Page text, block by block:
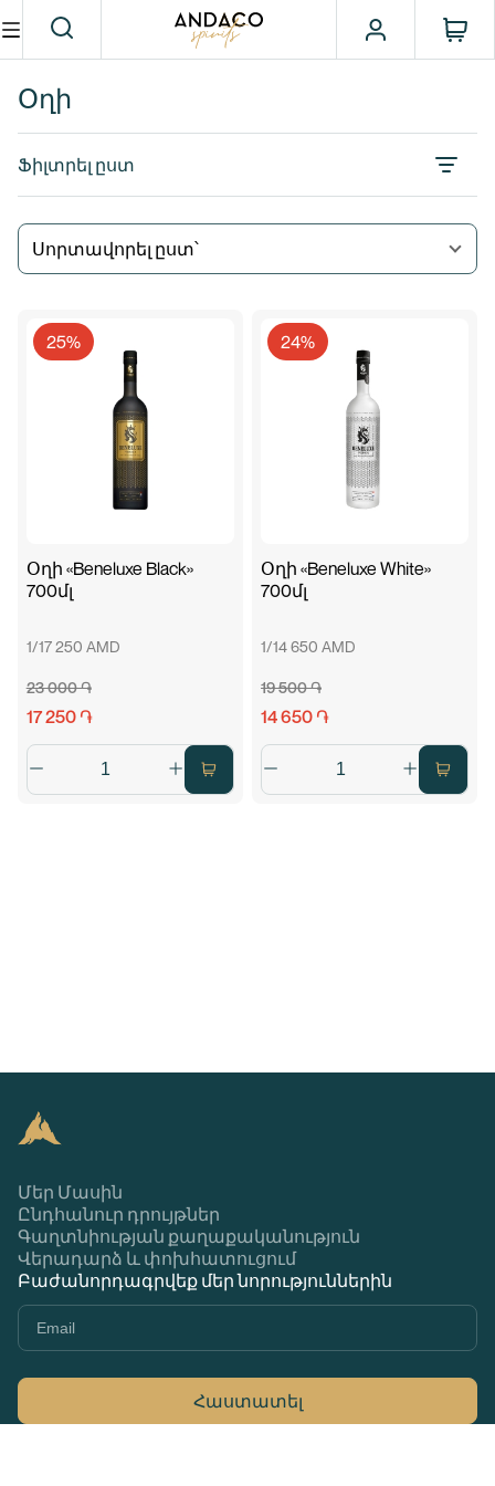
Օղի
Ֆիլտրել ըստ
Սորտավորել ըստ՝
25%
Օղի «Beneluxe Black»
700մլ
1/17 250 AMD
23 000 ֏
17 250 ֏
24%
Օղի «Beneluxe White»
700մլ
1/14 650 AMD
19 500 ֏
14 650 ֏
Մեր Մասին
Ընդհանուր դրույթներ
Գաղտնիության քաղաքականություն
Վերադարձ և փոխհատուցում
Բաժանորդագրվեք մեր նորություններին
Հաստատել